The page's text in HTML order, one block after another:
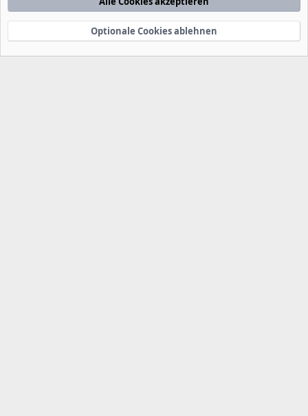
Da müsstest Du aber sehen, ob das nur unter Fedora selbst
geht oder ob Du diese Tools auch für Debian bekommst.
vpns2000
Optionale Cookies ablehnen